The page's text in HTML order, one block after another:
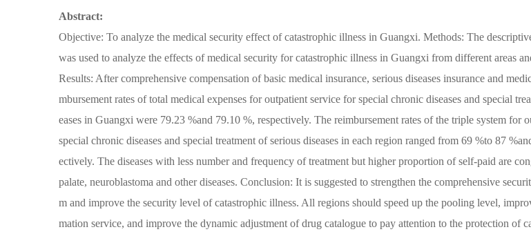
Abstract:
Objective: To analyze the medical security effect of catastrophic illness in Guangxi. Methods: The
was used to analyze the effects of medical security for catastrophic illness in Guangxi from different areas
Results: After comprehensive compensation of basic medical insurance, serious diseases insurance and
mbursement rates of total medical expenses for outpatient service for special chronic diseases and special
eases in Guangxi were 79.23 %and 79.10 %, respectively. The reimbursement rates of the triple system for
special chronic diseases and special treatment of serious diseases in each region ranged from 69 %to 87
ectively. The diseases with less number and frequency of treatment but higher proportion of self-paid are
palate, neuroblastoma and other diseases. Conclusion: It is suggested to strengthen the comprehensive
m and improve the security level of catastrophic illness. All regions should speed up the pooling level,
mation service, and improve the dynamic adjustment of drug catalogue to pay attention to the protection of